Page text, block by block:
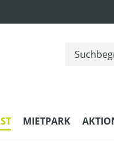
MIETPARK